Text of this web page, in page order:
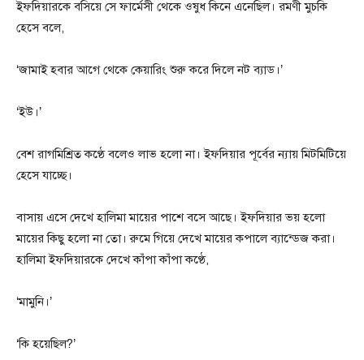
ইফদিয়ারকে বসিয়ে সে ফার্মেসী থেকে ওষুধ কিনে এনেছিল। রমণী মুচকি
হেসে বলে,
‘জামাই হবার আগে থেকে কেয়ারিং শুরু করে দিলে নট ব্যাড।’
‘ইউ।’
বেশ রাগমিশ্রিত কণ্ঠে বলেও লাভ হলো না। ইফদিয়ার পূর্বের ন্যায় মিটমিটিয়ে
হেসে যাচ্ছে।
বাসায় এসে দেখে হালিমা মায়ের পাশে বসে আছে। ইফদিয়ার ভয় হলো
মায়ের কিছু হলো না তো। রুমে গিয়ে দেখে মায়ের কপালে ব্যান্ডেজ করা।
হালিমা ইফদিয়ারকে দেখে কাঁপা কাঁপা কণ্ঠে,
‘মামুনি।’
‘কি হয়েছিল?’